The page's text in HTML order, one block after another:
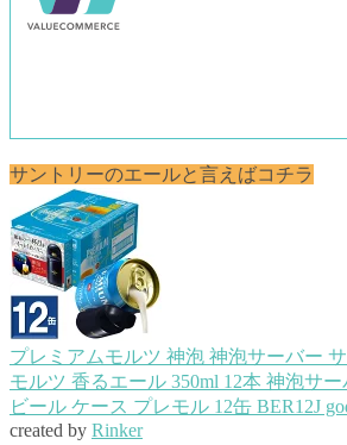
サントリーのエールと言えばコチラ
プレミアムモルツ 神泡 神泡サーバー
モルツ 香るエール 350ml 12本 神泡サー
ビール ケース プレモル 12缶 BER12J
created by Rinker